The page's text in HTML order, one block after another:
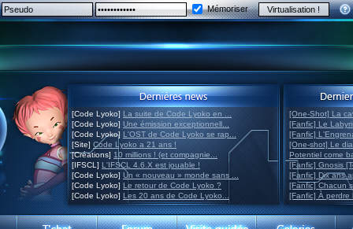
Mémoriser
[Code Lyoko] La suite de Code Lyoko en ...
[Code Lyoko] Une émission exceptionnell...
[Code Lyoko] L'OST de Code Lyoko se rap...
[Site] Code Lyoko a 21 ans !
[Créations] 10 millions ! (et compagnie...
[IFSCL] L'IFSCL 4.6.X est jouable !
[Code Lyoko] Un « nouveau » monde sans ...
[Code Lyoko] Le retour de Code Lyoko ?
[Code Lyoko] Les 20 ans de Code Lyoko...
[One-Shot] La
[Fanfic] Le
[Fanfic]
[One-shot] Le
Potentiel come
[Fanfic] Gnosis
[Fanfic] Dix ans
[Fanfic] Chacun
[Fanfic] À perdre